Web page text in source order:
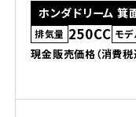
ホンダドリーム 箕
排気量 250CC モデ
現金販売価格（消費税
千葉県
ホンダドリー
ホンダドリ